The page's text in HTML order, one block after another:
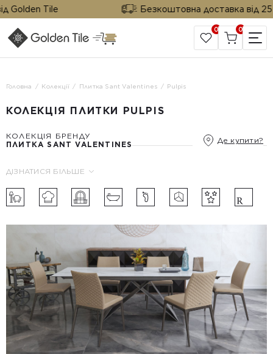
Golden Tile Безкоштовна доставка від 25
САЙТ КОМПАНІЇ
0 0
Головна Колекції Плитка Sant Valentines Pulpis
КОЛЕКЦІЯ ПЛИТКИ PULPIS
КОЛЕКЦІЯ БРЕНДУ
ПЛИТКА SANT VALENTINES
Де купити?
ДІЗНАТИСЯ БІЛЬШЕ